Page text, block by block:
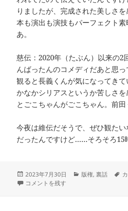
りましたが、完成された美しさ
本も演出も演技もパーフェクト
あ。
慈伝：2020年（たぶん）以来の2
んばったんのコメディだあと思
観ると長義くんが気になってき
かなかシリアスというか苦しさ
とごこちゃんがごこちゃん。前田
今夜は維伝だそうで、ぜひ観た
だったんですけど……そろそろ15
投
稿
2023年7月30日
カ
版権,裏話
タ
私と写真 に
コメントを残す